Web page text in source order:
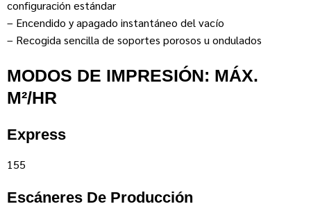
configuración estándar
– Encendido y apagado instantáneo del vacío
– Recogida sencilla de soportes porosos u ondulados
MODOS DE IMPRESIÓN: MÁX.
M²/HR
Express
155
Escáneres De Producción